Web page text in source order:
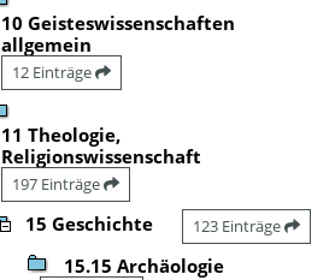
10 Geisteswissenschaften
allgemein
12 Einträge
11 Theologie,
Religionswissenschaft
197 Einträge
15 Geschichte 123 Einträge
15.15 Archäologie